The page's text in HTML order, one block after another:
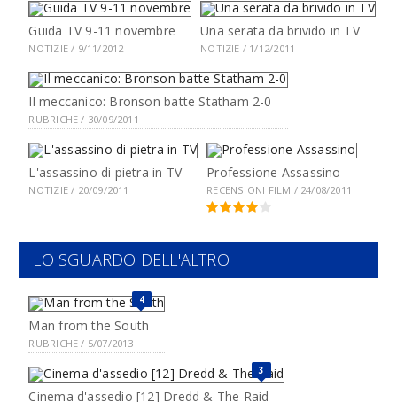
Guida TV 9-11 novembre
NOTIZIE / 9/11/2012
Una serata da brivido in TV
NOTIZIE / 1/12/2011
Il meccanico: Bronson batte Statham 2-0
RUBRICHE / 30/09/2011
L'assassino di pietra in TV
NOTIZIE / 20/09/2011
Professione Assassino
RECENSIONI FILM / 24/08/2011
LO SGUARDO DELL'ALTRO
4
Man from the South
RUBRICHE / 5/07/2013
3
Cinema d'assedio [12] Dredd & The Raid